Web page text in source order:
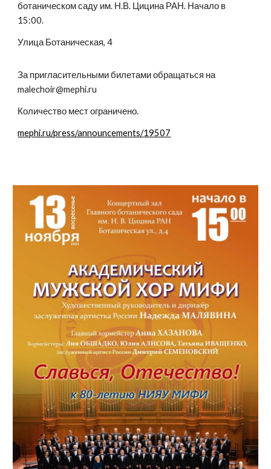
ботаническом саду им. Н.В. Цицина РАН. Начало в
15:00.
Улица Ботаническая, 4
За пригласительными билетами обращаться на
malechoir@mephi.ru
Количество мест ограничено.
mephi.ru/press/announcements/19507